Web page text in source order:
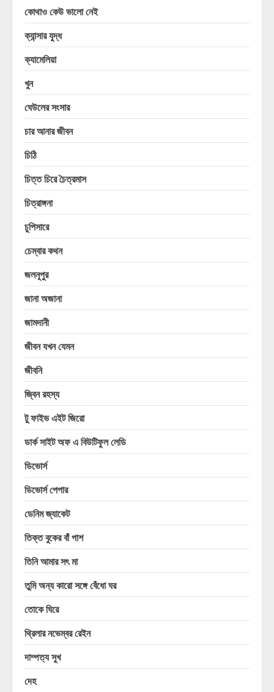
কোথাও কেউ ভালো নেই
ক্যান্সার যুদ্ধ
ক্যামেলিয়া
খুন
ঘেউলের সংসার
চার আনার জীবন
চিঠি
চিত্ত চিরে চৈত্রমাস
চিত্রাঙ্গনা
চুপিসারে
চেম্বার কথন
জলনূপুর
জানা অজানা
জামদানী
জীবন যখন যেমন
জীবনি
জ্বিন রহস্য
টু ফাইভ এইট জিরো
ডার্ক সাইট অফ এ বিউটিফুল লেডি
ডিভোর্স
ডিভোর্স পেপার
ডেনিম জ্যাকেট
তিক্ত বুকের বাঁ পাশ
তিনি আমার সৎ মা
তুমি অন্য কারো সঙ্গে বেঁধো ঘর
তোকে ঘিরে
থ্রিলার নভেম্বর রেইন
দাম্পত্য সুখ
দেহ